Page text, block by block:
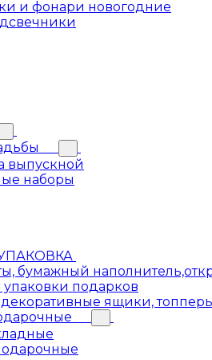
и фонари новогодние
выпускной
наборы
бумажный
упаковки подарков
ящики,